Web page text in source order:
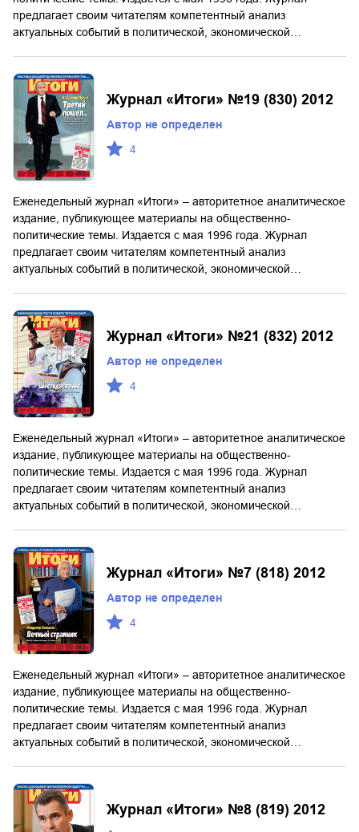
предлагает своим читателям компетентный анализ
актуальных событий в политической, экономической…
Журнал «Итоги» №19 (830) 2012
Автор не определен
4
Еженедельный журнал «Итоги» – авторитетное аналитическое
издание, публикующее материалы на общественно-
политические темы. Издается с мая 1996 года. Журнал
предлагает своим читателям компетентный анализ
актуальных событий в политической, экономической…
Журнал «Итоги» №21 (832) 2012
Автор не определен
4
Еженедельный журнал «Итоги» – авторитетное аналитическое
издание, публикующее материалы на общественно-
политические темы. Издается с мая 1996 года. Журнал
предлагает своим читателям компетентный анализ
актуальных событий в политической, экономической…
Журнал «Итоги» №7 (818) 2012
Автор не определен
4
Еженедельный журнал «Итоги» – авторитетное аналитическое
издание, публикующее материалы на общественно-
политические темы. Издается с мая 1996 года. Журнал
предлагает своим читателям компетентный анализ
актуальных событий в политической, экономической…
Журнал «Итоги» №8 (819) 2012